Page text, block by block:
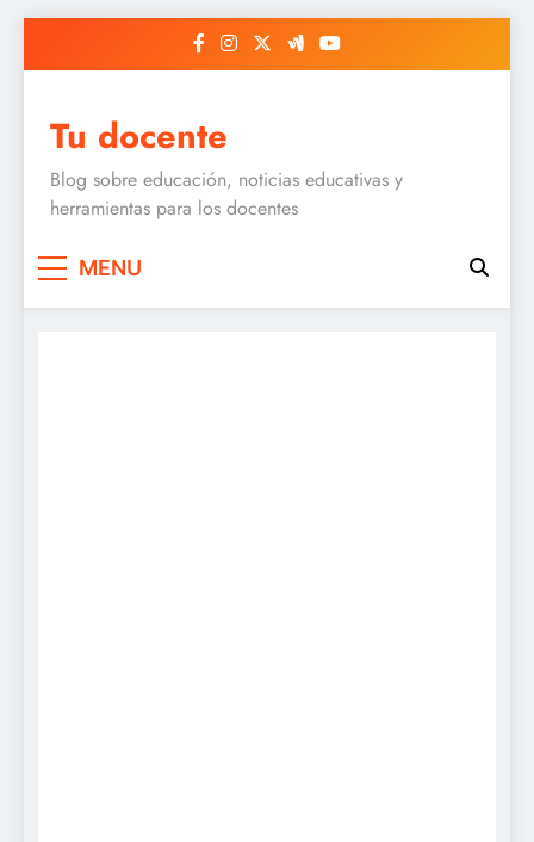
Tu docente
Blog sobre educación, noticias educativas y
herramientas para los docentes
MENU